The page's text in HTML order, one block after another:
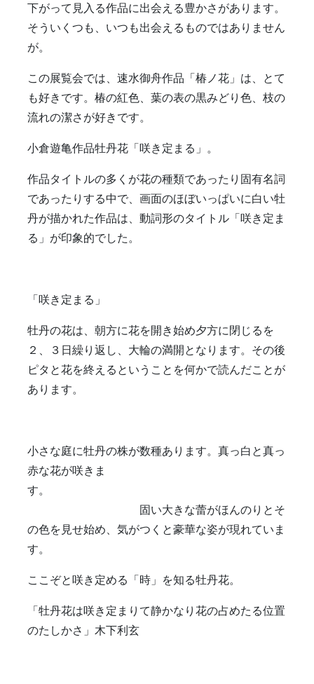
下がって見入る作品に出会える豊かさがあります。
そういくつも、いつも出会えるものではありません
が。
この展覧会では、速水御舟作品「椿ノ花」は、とて
も好きです。椿の紅色、葉の表の黒みどり色、枝の
流れの潔さが好きです。
小倉遊亀作品牡丹花「咲き定まる」。
作品タイトルの多くが花の種類であったり固有名詞
であったりする中で、画面のほぼいっぱいに白い牡
丹が描かれた作品は、動詞形のタイトル「咲き定ま
る」が印象的でした。
「咲き定まる」
牡丹の花は、朝方に花を開き始め夕方に閉じるを
２、３日繰り返し、大輪の満開となります。その後
ピタと花を終えるということを何かで読んだことが
あります。
小さな庭に牡丹の株が数種あります。真っ白と真っ
赤な花が咲きま
す。
固い大きな蕾がほんのりとそ
の色を見せ始め、気がつくと豪華な姿が現れていま
す。
ここぞと咲き定める「時」を知る牡丹花。
「牡丹花は咲き定まりて静かなり花の占めたる位置
のたしかさ」木下利玄